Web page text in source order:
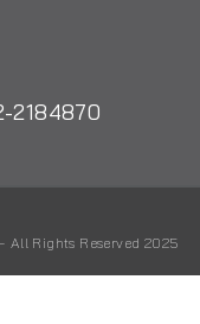
2184870
Rights Reserved 2025